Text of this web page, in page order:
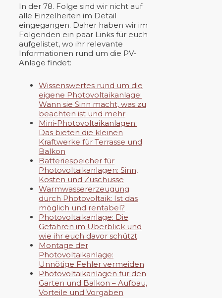
In der 78. Folge sind wir nicht auf
alle Einzelheiten im Detail
eingegangen. Daher haben wir im
Folgenden ein paar Links für euch
aufgelistet, wo ihr relevante
Informationen rund um die PV-
Anlage findet:
Wissenswertes rund um die
eigene Photovoltaikanlage:
Wann sie Sinn macht, was zu
beachten ist und mehr
Mini-Photovoltaikanlagen:
Das bieten die kleinen
Kraftwerke für Terrasse und
Balkon
Batteriespeicher für
Photovoltaikanlagen: Sinn,
Kosten und Zuschüsse
Warmwassererzeugung
durch Photovoltaik: Ist das
möglich und rentabel?
Photovoltaikanlage: Die
Gefahren im Überblick und
wie ihr euch davor schützt
Montage der
Photovoltaikanlage:
Unnötige Fehler vermeiden
Photovoltaikanlagen für den
Garten und Balkon – Aufbau,
Vorteile und Vorgaben